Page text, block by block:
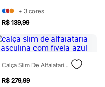
+ 3 cores
R$ 139,99
Calça Slim De Alfaiataria Masculina Com Fivela Azul
R$ 279,99